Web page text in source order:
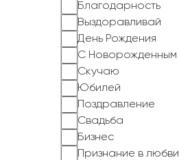
Благодарность
Выздоравливай
День Рождения
С Новорожденным
Скучаю
Юбилей
Поздравление
Свадьба
Бизнес
Признание в любви